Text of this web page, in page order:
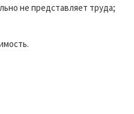
не представляет труда;